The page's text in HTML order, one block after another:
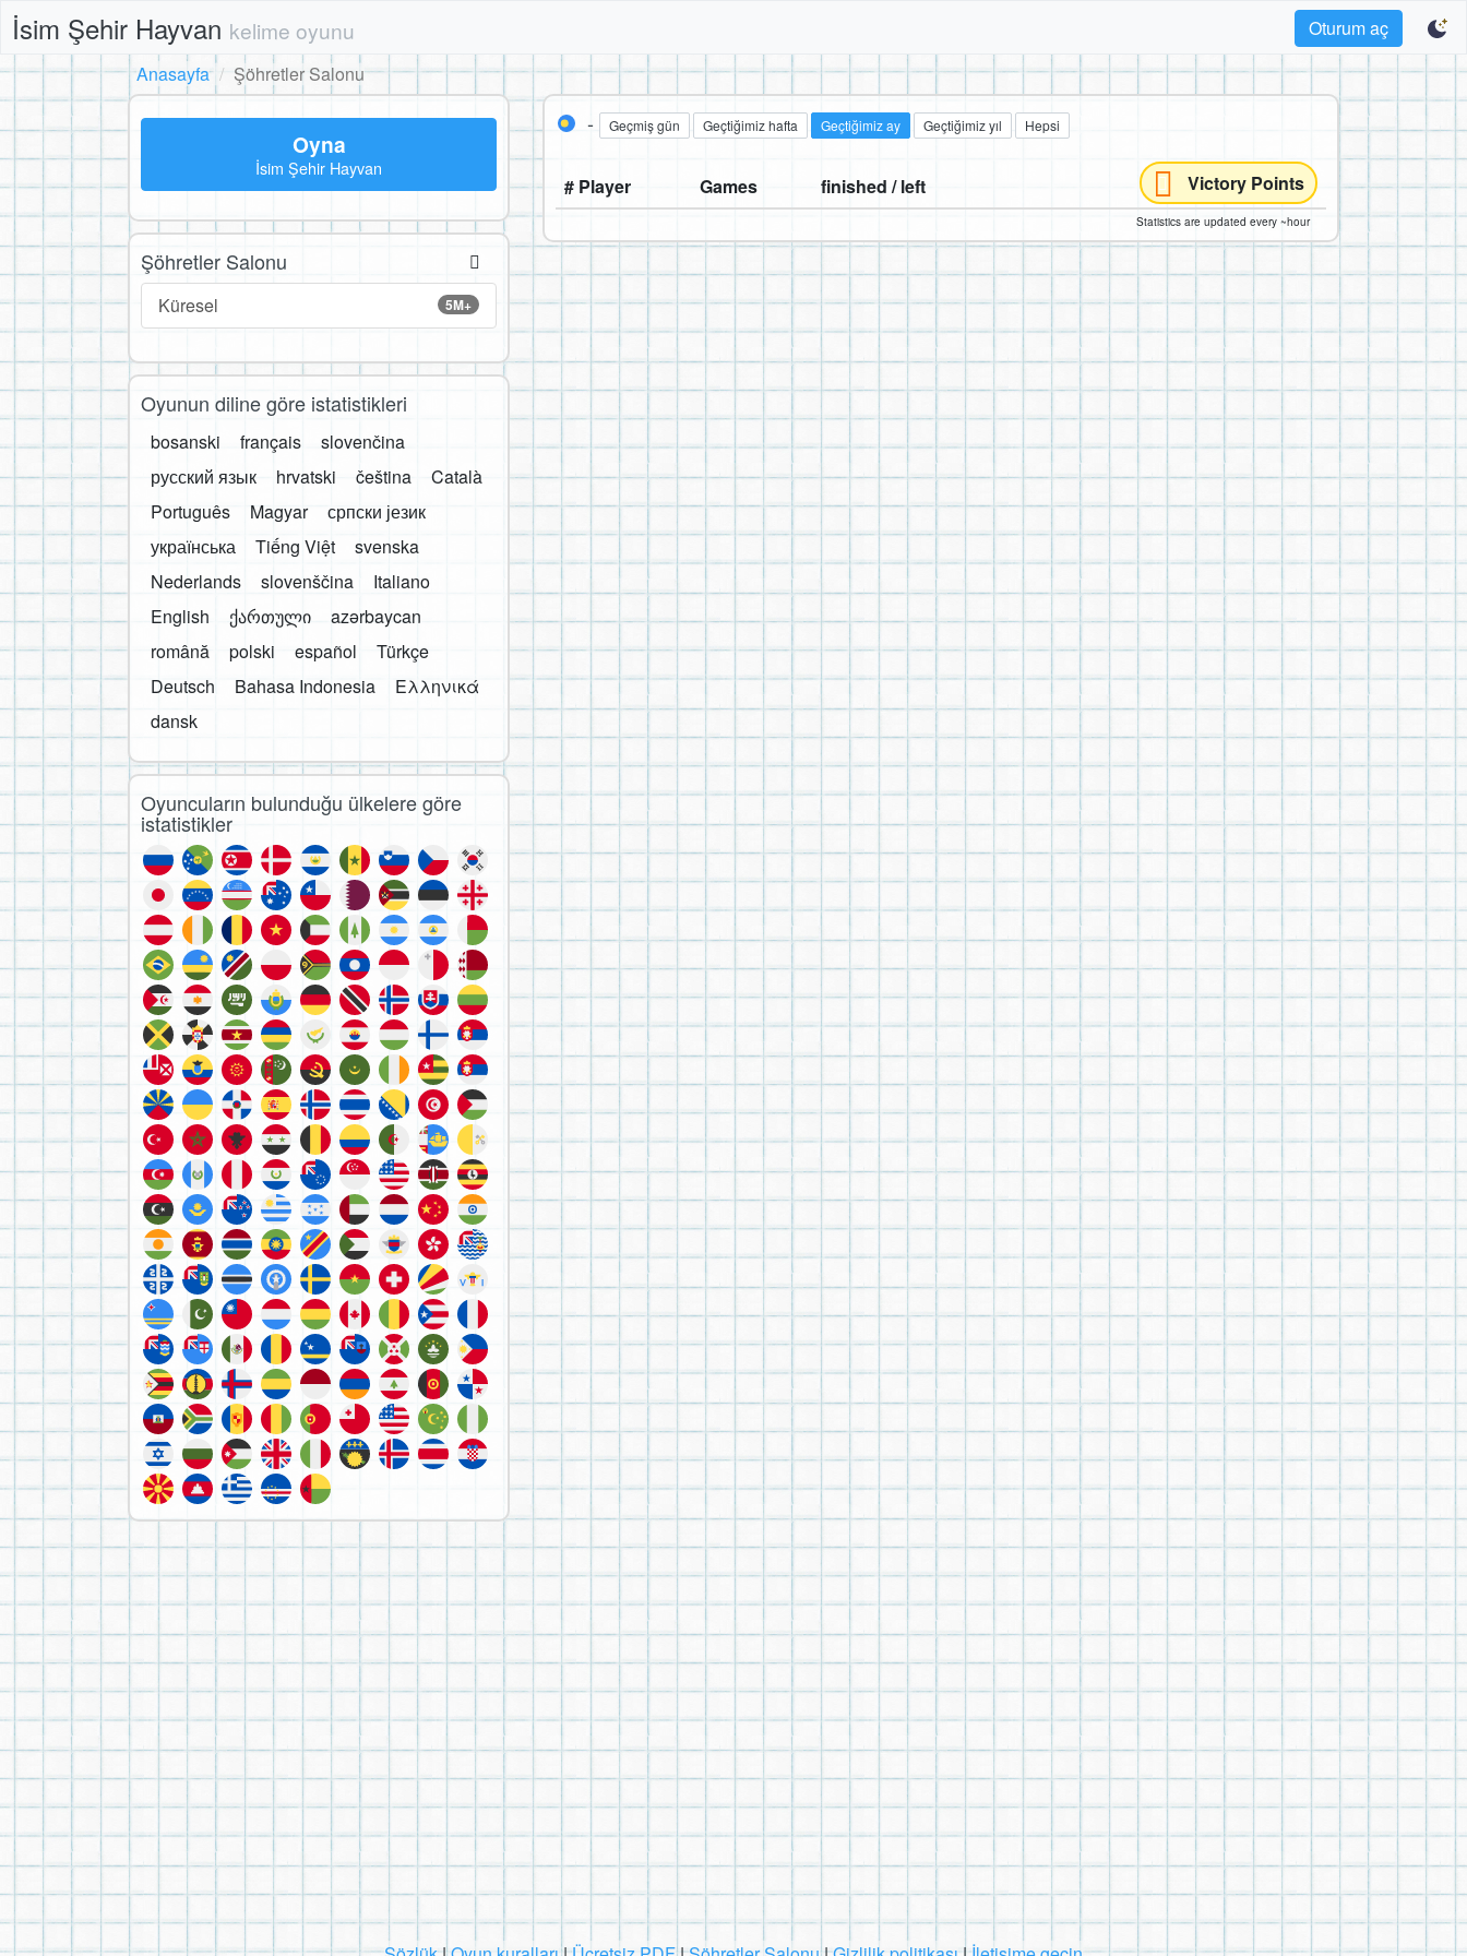
İsim Şehir Hayvan kelime oyunu
Oturum aç
Anasayfa
Şöhretler Salonu
- Geçmiş gün Geçtiğimiz hafta Geçtiğimiz ay Geçtiğimiz yıl Hepsi
# Player Games finished / left Victory Points
Statistics are updated every ~hour
Oyna
İsim Şehir Hayvan
Şöhretler Salonu
5M+
Küresel
Oyunun diline göre istatistikleri
bosanski français
slovenčina
русский язык
hrvatski čeština
Català
Português
Magyar
српски језик
українська
Tiếng Việt
svenska
Nederlands
slovenščina
Italiano
English
ქართული
azərbaycan
română
polski español
Türkçe
Deutsch
Bahasa Indonesia
Ελληνικά
dansk
Oyuncuların bulunduğu ülkelere göre
istatistikler